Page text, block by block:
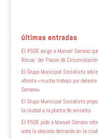
últimas entradas
El PSOE exige a Manuel Serrano
Rosas’ del Paseo de Circunvalación
El Grupo Municipal Socialista
afronta «mucho trabajo por
Serrano»
El Grupo Municipal Socialista
la ciudad a la planta de amianto
El PSOE pide a Manuel Serrano
ante la elevada demanda en la